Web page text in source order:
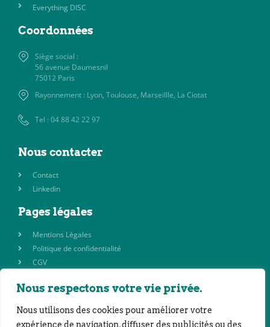
Nous respectons votre vie privée.
Nous utilisons des cookies pour améliorer votre
expérience de navigation, diffuser des publicités ou des
Everything DISC
Coordonnées
Siège social :
56 avenue Daumesnil
75012 Paris
Rayonnement : Lyon, Toulouse, Marseillle, La Ciotat
Tel : 04 88 42 22 97
Nous contacter
Contact
Linkedin
Pages légales
Mentions Légales
Politique de confidentialité
CGV
©2023 SAS CO’3 | Réalisation : Bureau Chapeau Melon